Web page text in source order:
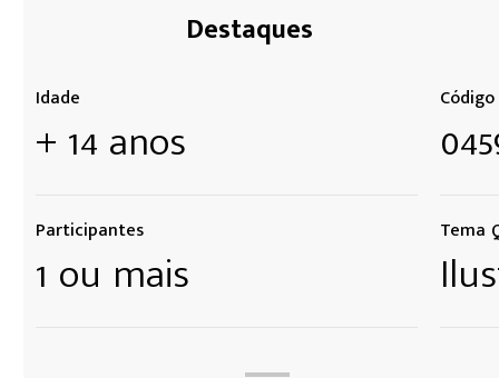
Destaques
Idade
+ 14 anos
Participantes
1 ou mais
Tema